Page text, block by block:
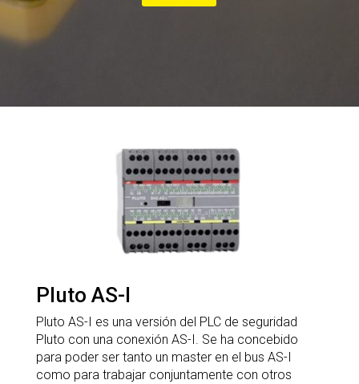
Pluto AS-I
Pluto AS-I es una versión del PLC de seguridad
Pluto con una conexión AS-I. Se ha concebido
para poder ser tanto un master en el bus AS-I
como para trabajar conjuntamente con otros